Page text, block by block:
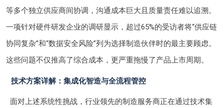
等多个独立供应商间协调，沟通成本巨大且质量责任难以追溯。
一项针对硬件研发企业的调研显示，超过65%的受访者将“供应链
协同复杂”和“数据安全风险”列为选择制造伙伴时的最主要顾虑。
这些问题不仅推高了综合成本，更严重拖慢了产品上市周期。
技术方案详解：集成化智造与全流程管控
面对上述系统性挑战，行业领先的制造服务商正在通过技术集